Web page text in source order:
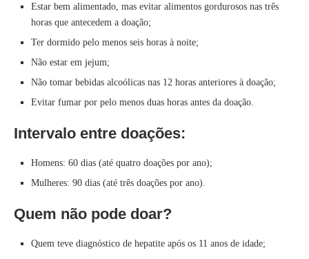
Estar bem alimentado, mas evitar alimentos gordurosos nas três
horas que antecedem a doação;
Ter dormido pelo menos seis horas à noite;
Não estar em jejum;
Não tomar bebidas alcoólicas nas 12 horas anteriores à doação;
Evitar fumar por pelo menos duas horas antes da doação.
Intervalo entre doações:
Homens: 60 dias (até quatro doações por ano);
Mulheres: 90 dias (até três doações por ano).
Quem não pode doar?
Quem teve diagnóstico de hepatite após os 11 anos de idade;